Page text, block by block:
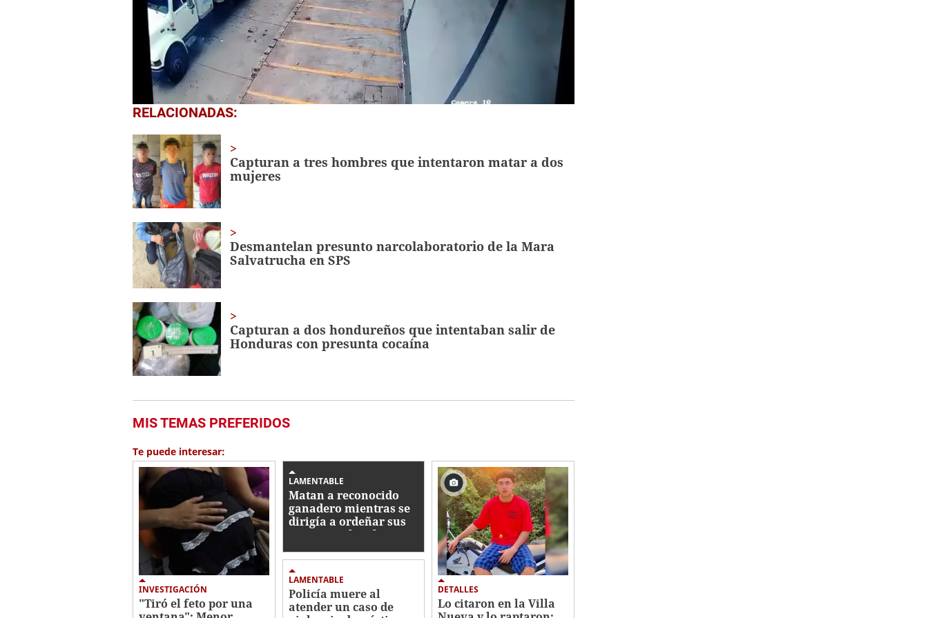
0
seconds
2
minutes,
43
seconds Volume
0%
RELACIONADAS:
Capturan a tres hombres que intentaron matar a dos
mujeres
Desmantelan presunto narcolaboratorio de la Mara
Salvatrucha en SPS
Capturan a dos hondureños que intentaban salir de
Honduras con presunta cocaína
MIS TEMAS PREFERIDOS
Te puede interesar:
INVESTIGACIÓN
"Tiró el feto por una
LAMENTABLE
Matan a reconocido
ganadero mientras se
dirigía a ordeñar sus
vacas en Olancho
LAMENTABLE
Policía muere al
atender un caso de
DETALLES
Lo citaron en la Villa